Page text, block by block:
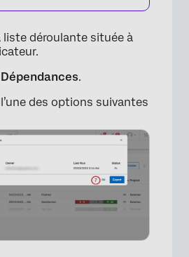
×
liste déroulante située à
Dépendances.
des options suivantes